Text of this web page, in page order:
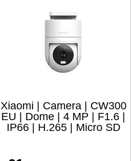
Xiaomi | Camera | CW300
EU | Dome | 4 MP | F1.6 |
IP66 | H.265 | Micro SD